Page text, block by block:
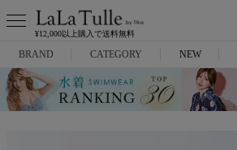
¥12,000以上購入で送料無料
BRAND
Anella
CATEGORY
ミニドレス
NEW